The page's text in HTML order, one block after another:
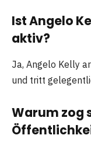
Ist Angelo
aktiv?
Ja, Angelo Kelly
und tritt
Warum zog